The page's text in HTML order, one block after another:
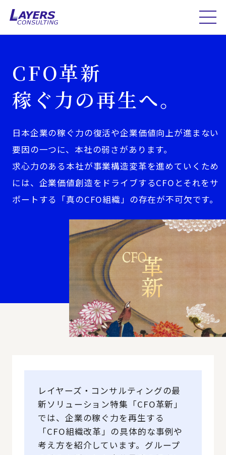
CFO革新
稼ぐ力の再生へ。
日本企業の稼ぐ力の復活や企業価値向上が進まない
要因の一つに、本社の弱さがあります。
求心力のある本社が事業構造変革を進めていくため
には、企業価値創造をドライブするCFOとそれをサ
ポートする「真のCFO組織」の存在が不可欠です。
レイヤーズ・コンサルティングの最
新ソリューション特集「CFO革新」
では、企業の稼ぐ力を再生する
「CFO組織改革」の具体的な事例や
考え方を紹介しています。グループ